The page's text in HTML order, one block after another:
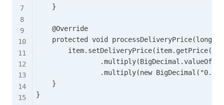
    }
    @Override
protected void processDeliveryPrice(long
        item.setDeliveryPrice(item.getPrice()
.multiply(new
    }